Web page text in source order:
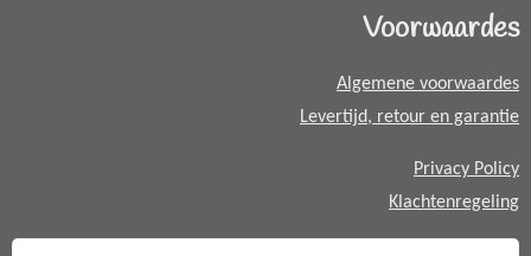
Voorwaardes
Algemene voorwaardes
Levertijd, retour en garantie
Privacy Policy
Klachtenregeling